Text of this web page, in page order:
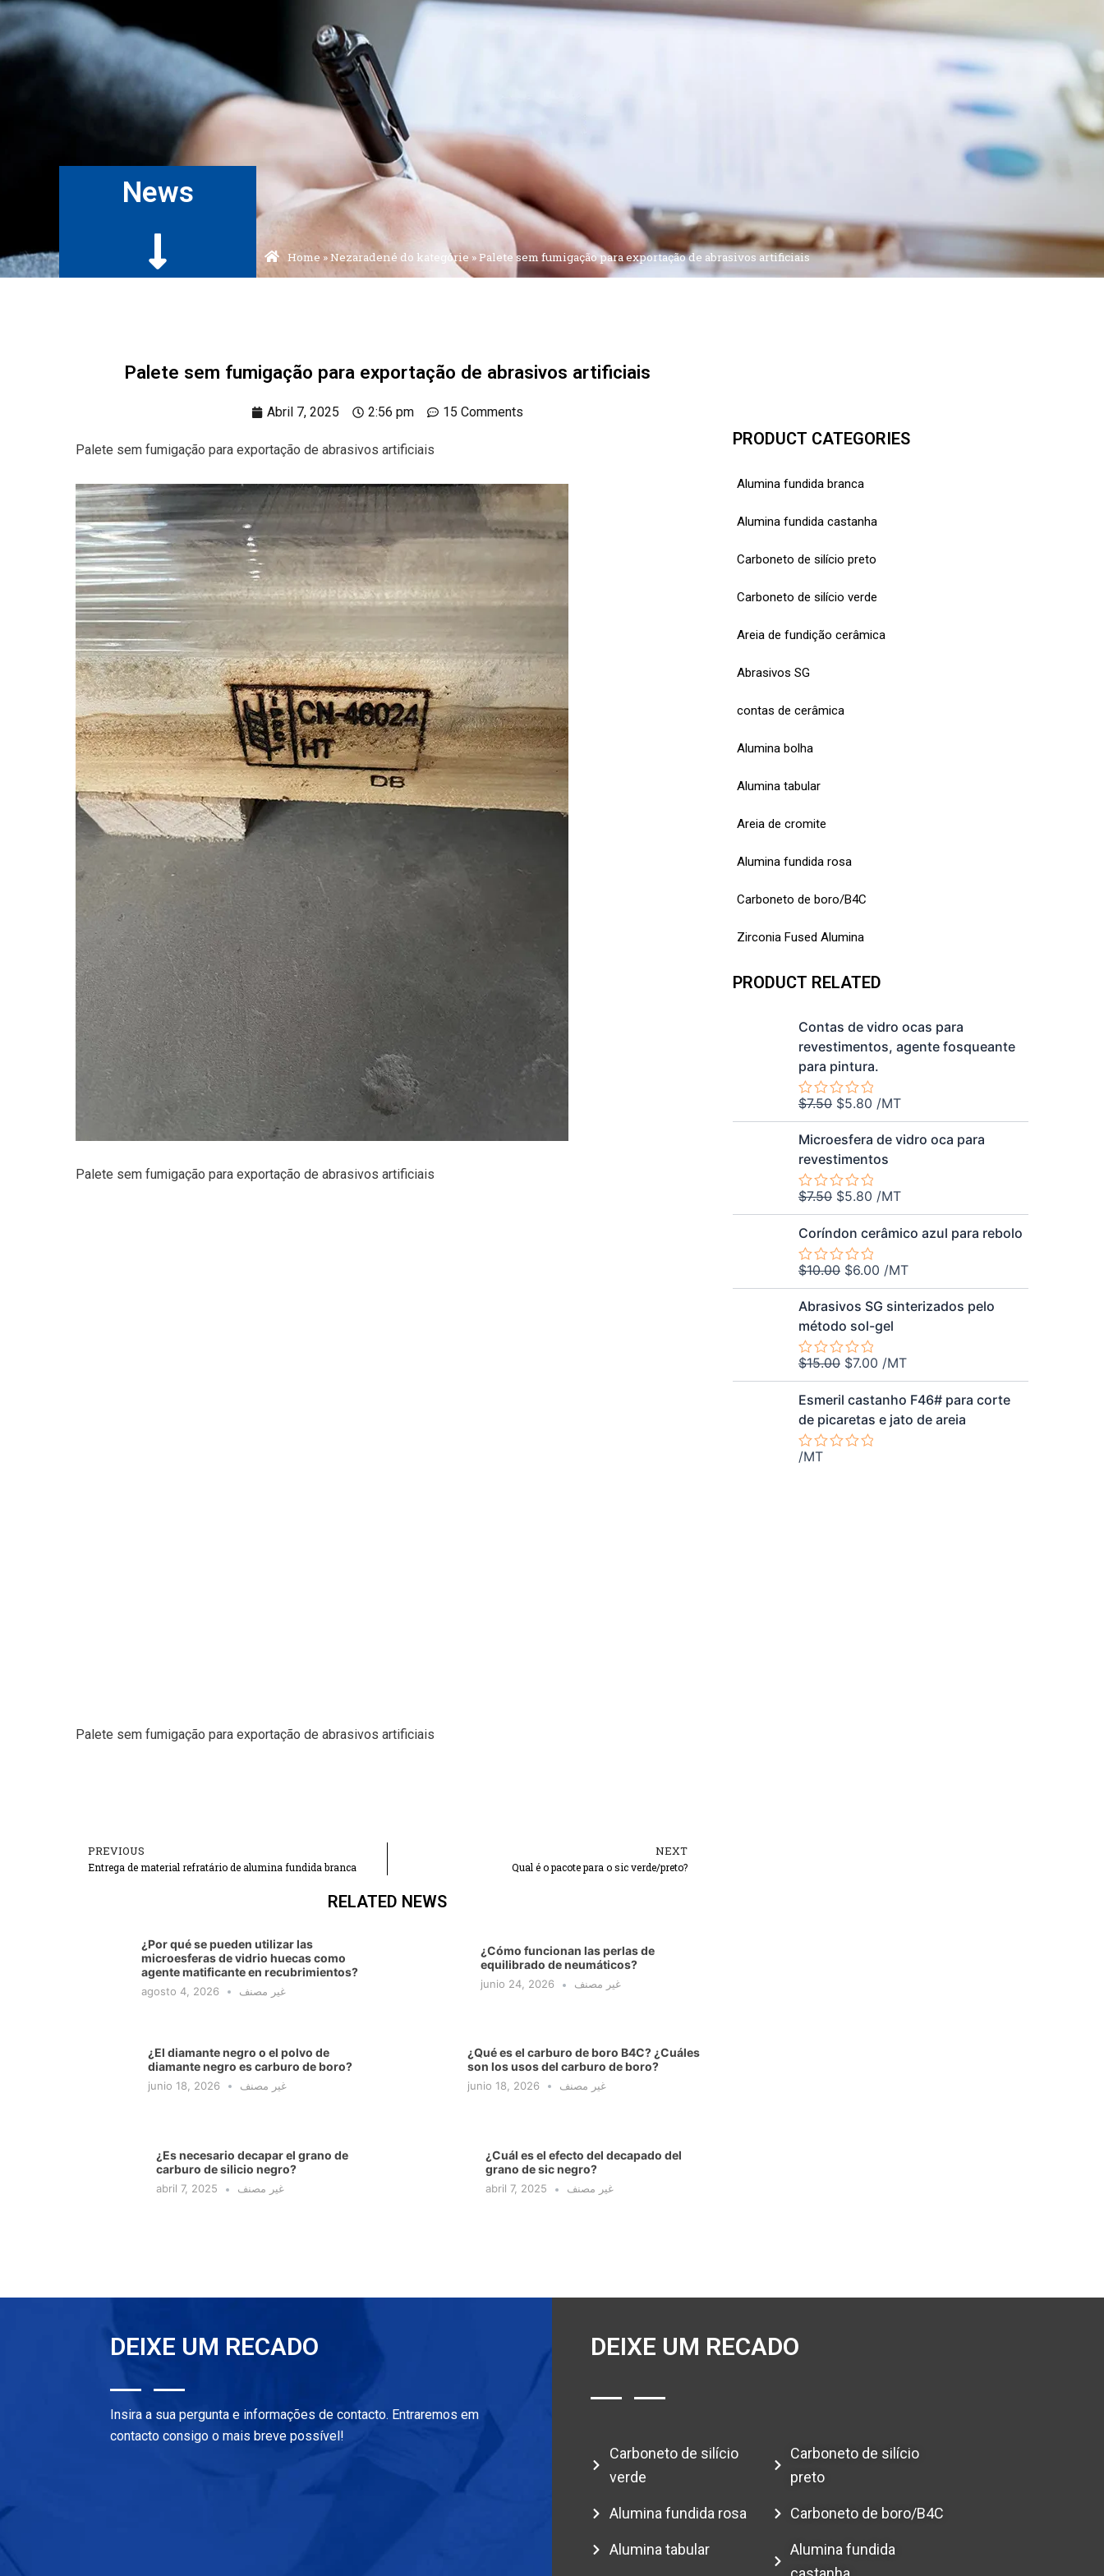
News
Home »Nezaradené do kategórie »Palete sem fumigação para exportação de abrasivos artificiais
Palete sem fumigação para exportação de abrasivos artificiais
Abril 7, 2025 2:56 pm 15 Comments
Palete sem fumigação para exportação de abrasivos artificiais
Palete sem fumigação para exportação de abrasivos artificiais
Palete sem fumigação para exportação de abrasivos artificiais
Prev
PREVIOUS
Entrega de material refratário de alumina fundida branca
NEXT
Qual é o pacote para o sic verde/preto?
RELATED NEWS
¿Por qué se pueden utilizar las
microesferas de vidrio huecas como
agente matificante en recubrimientos?
agosto 4, 2026 غير مصنف
¿Cómo funcionan las perlas de
equilibrado de neumáticos?
junio 24, 2026 غير مصنف
¿El diamante negro o el polvo de
diamante negro es carburo de boro?
junio 18, 2026 غير مصنف
¿Qué es el carburo de boro B4C? ¿Cuáles
son los usos del carburo de boro?
junio 18, 2026 غير مصنف
¿Es necesario decapar el grano de
carburo de silicio negro?
abril 7, 2025 غير مصنف
¿Cuál es el efecto del decapado del
grano de sic negro?
abril 7, 2025 غير مصنف
PRODUCT CATEGORIES
Alumina fundida branca
Alumina fundida castanha
Carboneto de silício preto
Carboneto de silício verde
Areia de fundição cerâmica
Abrasivos SG
contas de cerâmica
Alumina bolha
Alumina tabular
Areia de cromite
Alumina fundida rosa
Carboneto de boro/B4C
Zirconia Fused Alumina
PRODUCT RELATED
Contas de vidro ocas para
revestimentos, agente fosqueante
para pintura.
Avaliação
0
de
5
$7.50
preço
original
era:
$7.50.
$5.80
O
preço
atual
$5.80.
/MT
Microesfera de vidro oca para
revestimentos
Avaliação
0
de
5
$7.50
preço
original
era:
$5.80
preço
atual
é:/MT
Coríndon cerâmico azul para rebolo
Avaliação
0
de
5
$10.00
preço
original
$10.00.
$6.00
O
preço
atual
$6.00.
/MT
Abrasivos SG sinterizados pelo
método sol-gel
Avaliação
0
de
5
$15.00
preço
original
era:
$7.00
O
preço
atual
é:/MT
Esmeril castanho F46# para corte
de picaretas e jato de areia
Avaliação
/MT
DEIXE UM RECADO
Insira a sua pergunta e informações de contacto. Entraremos em
contacto consigo o mais breve possível!
DEIXE UM RECADO
Carboneto de silício
verde
Alumina fundida rosa
Alumina tabular
Carboneto de silício
preto
Carboneto de boro/B4C
Alumina fundida